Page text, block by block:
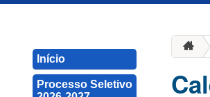
Início
Processo Seletivo